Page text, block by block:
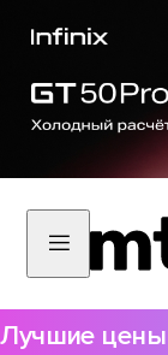
Лучшие цены